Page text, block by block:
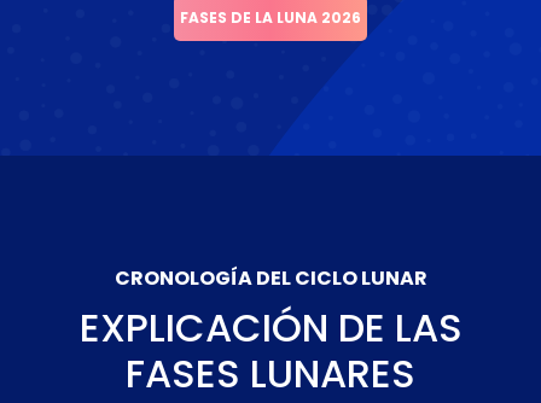
FASES DE LA LUNA 2026
CRONOLOGÍA DEL CICLO LUNAR
EXPLICACIÓN DE LAS
FASES LUNARES